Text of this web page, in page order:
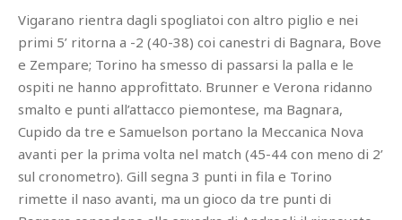
Vigarano rientra dagli spogliatoi con altro piglio e nei
primi 5’ ritorna a -2 (40-38) coi canestri di Bagnara, Bove
e Zempare; Torino ha smesso di passarsi la palla e le
ospiti ne hanno approfittato. Brunner e Verona ridanno
smalto e punti all’attacco piemontese, ma Bagnara,
Cupido da tre e Samuelson portano la Meccanica Nova
avanti per la prima volta nel match (45-44 con meno di 2’
sul cronometro). Gill segna 3 punti in fila e Torino
rimette il naso avanti, ma un gioco da tre punti di